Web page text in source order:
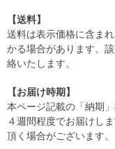
【送料】
送料は表示価格に含ま
かる場合があります。
絡いたします。
【お届け時期】
本ページ記載の「納期
４週間程度でお届けし
頂く場合がございます。